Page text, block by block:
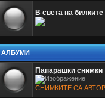
В света на билките
АЛБУМИ
Папарашки снимки
СНИМКИТЕ СА